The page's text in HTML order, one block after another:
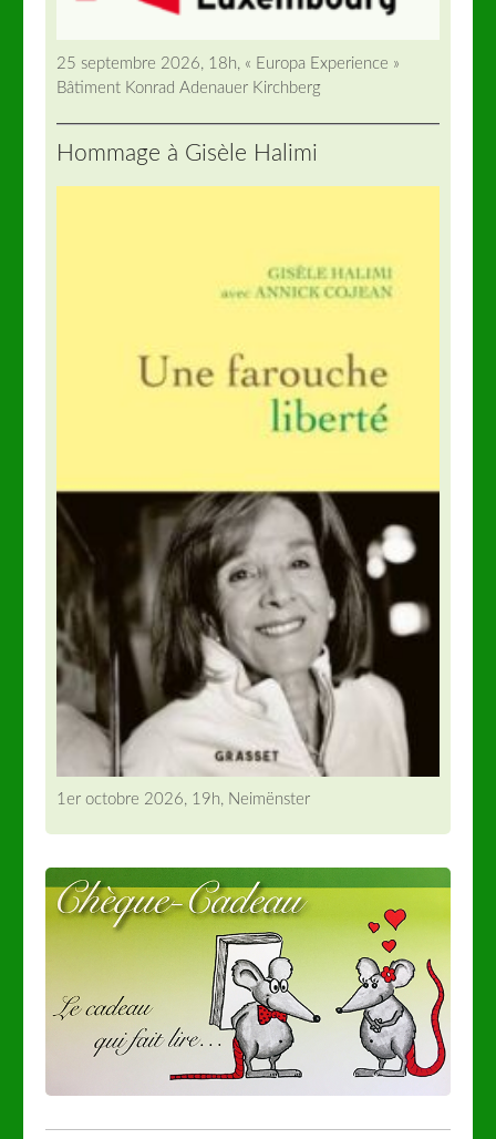
25 septembre 2026, 18h, « Europa Experience »
Bâtiment Konrad Adenauer Kirchberg
Hommage à Gisèle Halimi
1er octobre 2026, 19h, Neimënster